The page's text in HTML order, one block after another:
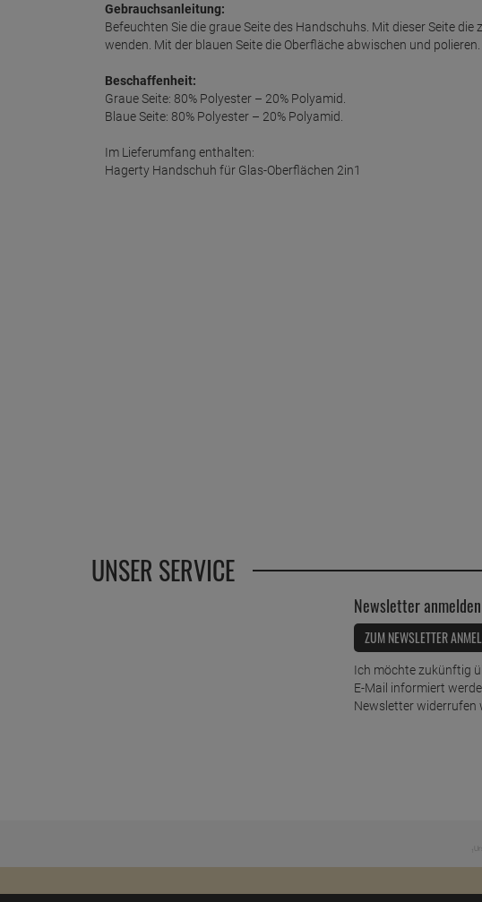
Gebrauchsanleitung:
Befeuchten Sie die graue Seite des Handschuhs. Mit dieser Seite
wenden. Mit der blauen Seite die Oberfläche abwischen und polieren.
Beschaffenheit:
Graue Seite: 80% Polyester – 20% Polyamid.
Blaue Seite: 80% Polyester – 20% Polyamid.
Im Lieferumfang enthalten:
Hagerty Handschuh für Glas-Oberflächen 2in1
UNSER SERVICE
Newsletter
ZUM NEWSLETTER
Ich möchte zukünftig
E-Mail informiert
Newsletter widerrufen